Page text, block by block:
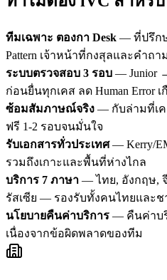
ทีมเฉพาะ ตองกา Desk — ที่ปรึกษ
Pattern เจ้าหน้าที่กงสุลและคำ
ระบบตรวจสอบ 3 รอบ — Junior
ก่อนยื่นทุกเคส ลด Human Error เ
ซ้อมสัมภาษณ์จริง — กับล่ามที่เ
ฟรี 1-2 รอบจนมั่นใจ
รับเอกสารทั่วประเทศ— Kerry/
รวมถึงเกาะและพื้นที่ห่างไกล
บริการ 7 ภาษา — ไทย, อังกฤษ,
รัสเซีย — รองรับทั้งคนไทยและ
นโยบายคืนค่าบริการ — คืนค่าบ
เนื่องจากข้อผิดพลาดของทีม